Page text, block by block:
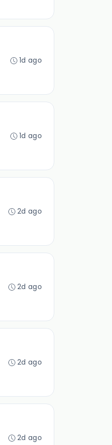
1d ago
1d ago
2d ago
2d ago
2d ago
2d ago